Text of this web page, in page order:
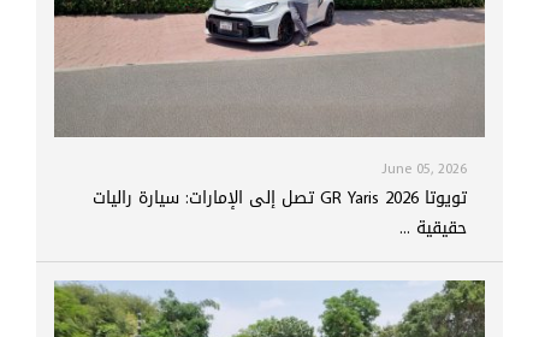
June 05, 2026
تويوتا GR Yaris 2026 تصل إلى الإمارات: سيارة راليات
حقيقية ...